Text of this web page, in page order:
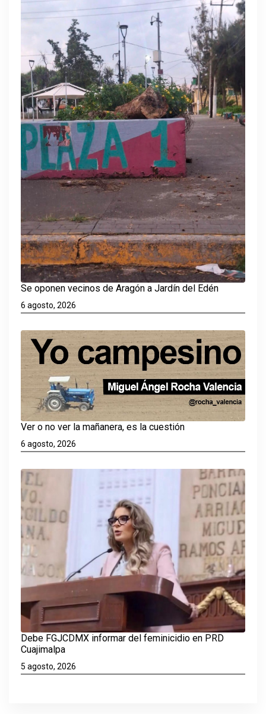
Se oponen vecinos de Aragón a Jardín del Edén
6 agosto, 2026
Ver o no ver la mañanera, es la cuestión
6 agosto, 2026
Debe FGJCDMX informar del feminicidio en PRD
Cuajimalpa
5 agosto, 2026